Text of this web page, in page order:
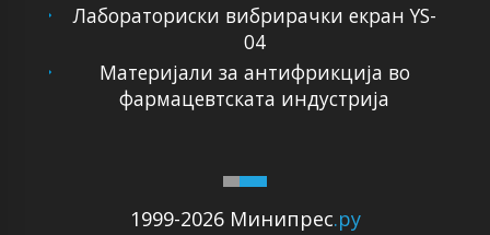
1999-2026 Минипрес.ру
Лабораториски вибрирачки екран YS-
04
Материјали за антифрикција во
фармацевтската индустрија